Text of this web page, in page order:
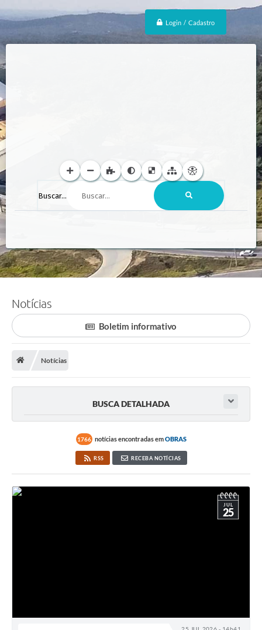
Login / Cadastro
Buscar...
Notícias
Boletim informativo
Notícias
BUSCA DETALHADA
1766 notícias encontradas emOBRAS
RSS RECEBA NOTÍCIAS
JUL
25